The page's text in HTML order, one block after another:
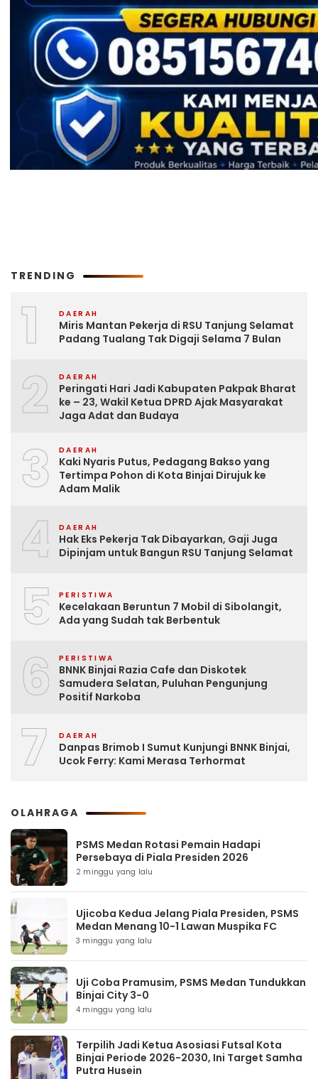
TRENDING
1 DAERAH
Miris Mantan Pekerja di RSU Tanjung Selamat
Padang Tualang Tak Digaji Selama 7 Bulan
2 DAERAH
Peringati Hari Jadi Kabupaten Pakpak Bharat
ke – 23, Wakil Ketua DPRD Ajak Masyarakat
Jaga Adat dan Budaya
3 DAERAH
Kaki Nyaris Putus, Pedagang Bakso yang
Tertimpa Pohon di Kota Binjai Dirujuk ke
Adam Malik
4 DAERAH
Hak Eks Pekerja Tak Dibayarkan, Gaji Juga
Dipinjam untuk Bangun RSU Tanjung Selamat
5 PERISTIWA
Kecelakaan Beruntun 7 Mobil di Sibolangit,
Ada yang Sudah tak Berbentuk
6 PERISTIWA
BNNK Binjai Razia Cafe dan Diskotek
Samudera Selatan, Puluhan Pengunjung
Positif Narkoba
7 DAERAH
Danpas Brimob I Sumut Kunjungi BNNK Binjai,
Ucok Ferry: Kami Merasa Terhormat
OLAHRAGA
PSMS Medan Rotasi Pemain Hadapi
Persebaya di Piala Presiden 2026
2 minggu yang lalu
Ujicoba Kedua Jelang Piala Presiden, PSMS
Medan Menang 10-1 Lawan Muspika FC
3 minggu yang lalu
Uji Coba Pramusim, PSMS Medan Tundukkan
Binjai City 3-0
4 minggu yang lalu
Terpilih Jadi Ketua Asosiasi Futsal Kota
Binjai Periode 2026-2030, Ini Target Samha
Putra Husein